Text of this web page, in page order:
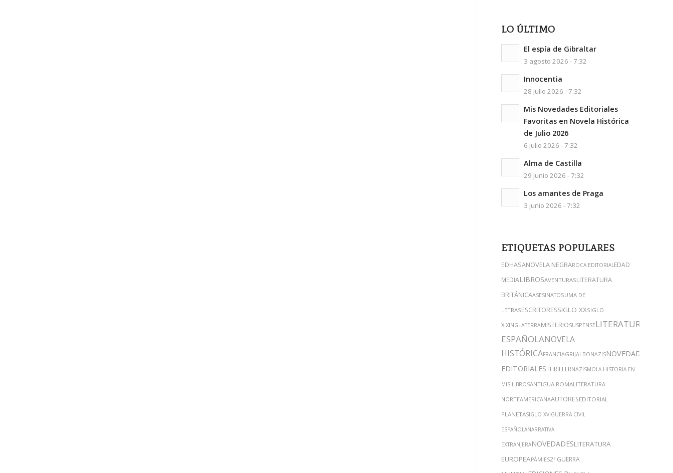
LO ÚLTIMO
El espía de Gibraltar
3 agosto 2026 - 7:32
Innocentia
28 julio 2026 - 7:32
Mis Novedades Editoriales
Favoritas en Novela Histórica
de Julio 2026
6 julio 2026 - 7:32
Alma de Castilla
29 junio 2026 - 7:32
Los amantes de Praga
3 junio 2026 - 7:32
ETIQUETAS POPULARES
EDHASANOVELA NEGRAROCA EDITORIALEDAD
MEDIALIBROSAVENTURASLITERATURA
BRITÁNICAASESINATOSUMA DE
LETRASESCRITORESSIGLO XXSIGLO
XIXINGLATERRAMISTERIOSUSPENSELITERATURA
ESPAÑOLANOVELA
HISTÓRICAFRANCIAGRIJALBONAZISNOVEDADES
EDITORIALESTHRILLERNAZISMOLA HISTORIA EN
MIS LIBROSANTIGUA ROMALITERATURA
NORTEAMERICANAAUTORESEDITORIAL
PLANETASIGLO XVIGUERRA CIVIL
ESPAÑOLANARRATIVA
EXTRANJERANOVEDADESLITERATURA
EUROPEAPÀMIES2ª GUERRA